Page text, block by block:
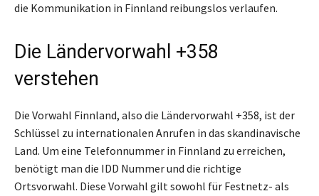
die Kommunikation in Finnland reibungslos verlaufen.
Die Ländervorwahl +358
verstehen
Die Vorwahl Finnland, also die Ländervorwahl +358, ist der
Schlüssel zu internationalen Anrufen in das skandinavische
Land. Um eine Telefonnummer in Finnland zu erreichen,
benötigt man die IDD Nummer und die richtige
Ortsvorwahl. Diese Vorwahl gilt sowohl für Festnetz- als